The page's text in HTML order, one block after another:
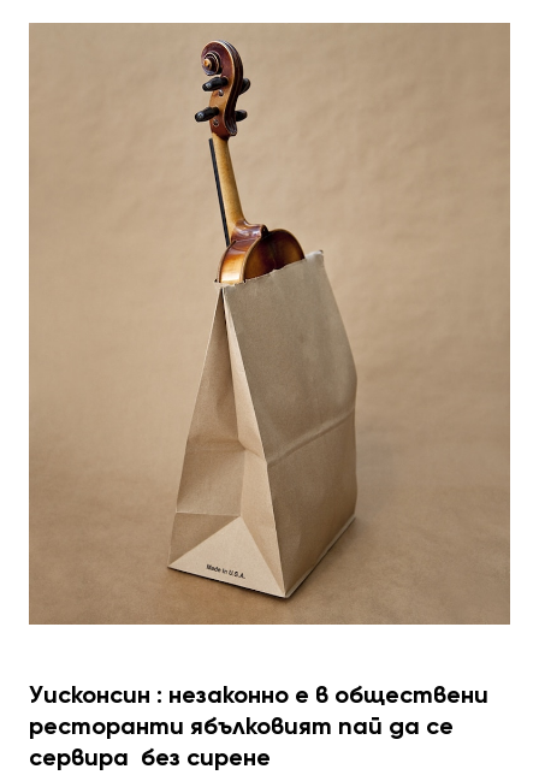
Уисконсин : незаконно е в обществени
ресторанти ябълковият пай да се
сервира без сирене